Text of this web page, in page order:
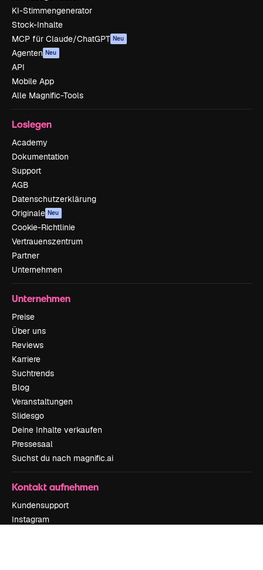
KI-Stimmengenerator
Stock-Inhalte
MCP für Claude/ChatGPT Neu
Agenten Neu
API
Mobile App
Alle Magnific-Tools
Loslegen
Academy
Dokumentation
Support
AGB
Datenschutzerklärung
Originale Neu
Cookie-Richtlinie
Vertrauenszentrum
Partner
Unternehmen
Unternehmen
Preise
Über uns
Reviews
Karriere
Suchtrends
Blog
Veranstaltungen
Slidesgo
Deine Inhalte verkaufen
Pressesaal
Suchst du nach magnific.ai
Kontakt aufnehmen
Kundensupport
Instagram